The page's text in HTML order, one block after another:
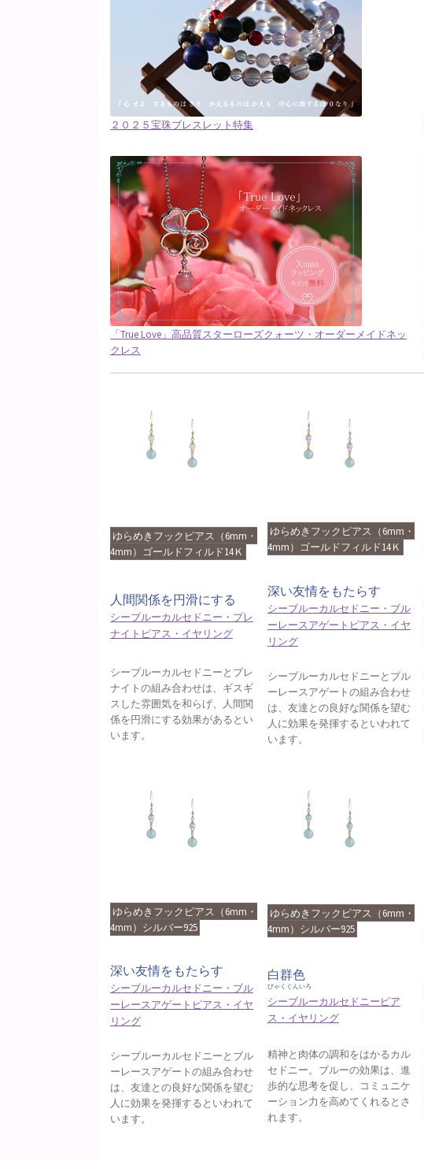
２０２５宝珠ブレスレット特集
「True Love」高品質スターローズクォーツ・オーダーメイドネッ
クレス
ゆらめきフックピアス（6mm・
4mm）ゴールドフィルド14Ｋ
人間関係を円滑にする
シーブルーカルセドニー・プレ
ナイトピアス・イヤリング
シーブルーカルセドニーとプレ
ナイトの組み合わせは、ギスギ
スした雰囲気を和らげ、人間関
係を円滑にする効果があるとい
います。
ゆらめきフックピアス（6mm・
4mm）ゴールドフィルド14Ｋ
深い友情をもたらす
シーブルーカルセドニー・ブル
ーレースアゲートピアス・イヤ
リング
シーブルーカルセドニーとブル
ーレースアゲートの組み合わせ
は、友達との良好な関係を望む
人に効果を発揮するといわれて
います。
ゆらめきフックピアス（6mm・
4mm）シルバー925
深い友情をもたらす
シーブルーカルセドニー・ブル
ーレースアゲートピアス・イヤ
リング
シーブルーカルセドニーとブル
ーレースアゲートの組み合わせ
は、友達との良好な関係を望む
人に効果を発揮するといわれて
います。
ゆらめきフックピアス（6mm・
4mm）シルバー925
白群色
びゃくぐんいろ
シーブルーカルセドニーピア
ス・イヤリング
精神と肉体の調和をはかるカル
セドニー。ブルーの効果は、進
歩的な思考を促し、コミュニケ
ーション力を高めてくれるとさ
れます。